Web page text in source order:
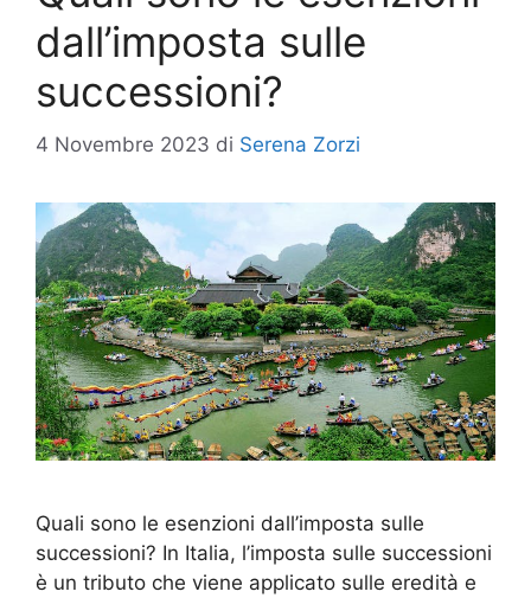
dall’imposta sulle
successioni?
4 Novembre 2023 di Serena Zorzi
Quali sono le esenzioni dall’imposta sulle
successioni? In Italia, l’imposta sulle successioni
è un tributo che viene applicato sulle eredità e